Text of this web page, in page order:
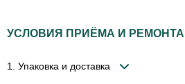
УСЛОВИЯ ПРИЁМА И РЕМОНТА
1. Упаковка и доставка